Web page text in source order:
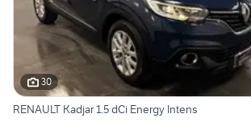
30
RENAULT Kadjar 1.5 dCi Energy Intens